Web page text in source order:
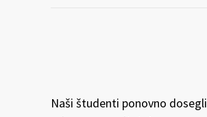
Naši študenti ponovno dosegli